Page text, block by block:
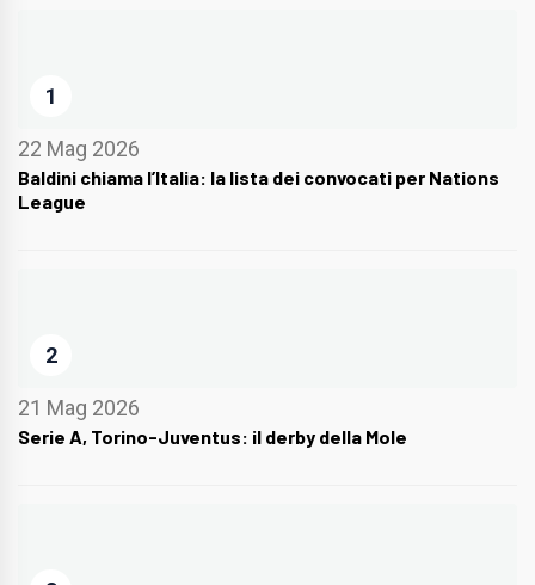
1
22 Mag 2026
Baldini chiama l’Italia: la lista dei convocati per Nations
League
2
21 Mag 2026
Serie A, Torino-Juventus: il derby della Mole